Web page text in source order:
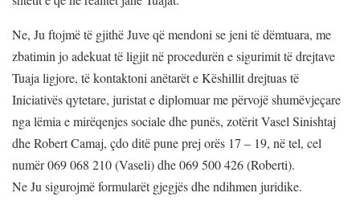
Ne, Ju ftojmë të gjithë Juve që mendoni se jeni të dëmtuara, me
zbatimin jo adekuat të ligjit në procedurën e sigurimit të drejtave
Tuaja ligjore, të kontaktoni anëtarët e Këshillit drejtuas të
Iniciativës qytetare, juristat e diplomuar me përvojë shumëvjeçare
nga lëmia e mirëqenjes sociale dhe punës, zotërit Vasel Sinishtaj
dhe Robert Camaj, çdo ditë pune prej orës 17 – 19, në tel, cel
numër 069 068 210 (Vaseli) dhe 069 500 426 (Roberti).
Ne Ju sigurojmë formularët gjegjës dhe ndihmen juridike.